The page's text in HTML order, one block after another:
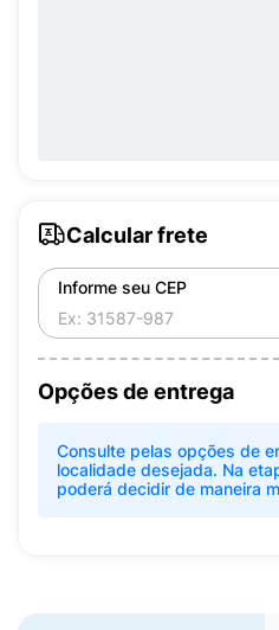
Calcular frete
Informe seu CEP
Opções de entrega
Consulte pelas opções de
localidade desejada. Na
poderá decidir de maneira